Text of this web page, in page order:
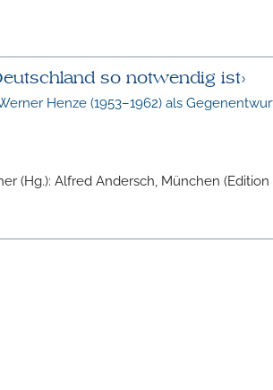
so notwendig ist›
Henze (1953–1962) als
(Hg.): Alfred Andersch, München (Edition